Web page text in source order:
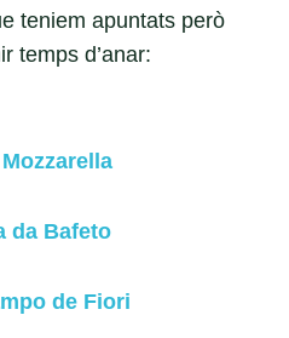
teniem apuntats però
temps d’anar:
da Bafeto
de Fiori